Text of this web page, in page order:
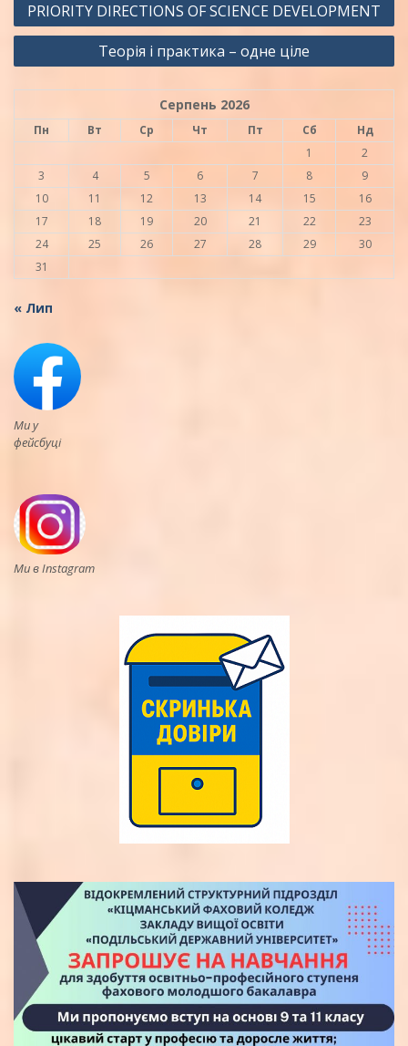
записів
PRIORITY DIRECTIONS OF SCIENCE DEVELOPMENT
Теорія і практика – одне ціле
Серпень 2026
Пн Вт Ср Чт Пт Сб
Нд
1
2
3
4 5 6 7 8
9
10
11 12 13 14 15
16
17
18 19 20 21 22
23
24
25 26 27 28 29
30
31
« Лип
Ми у
фейсбуці
Ми в Instagram